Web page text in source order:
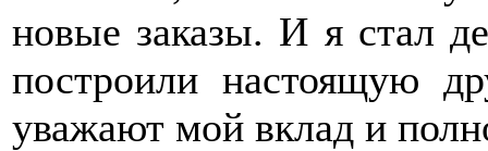
новые заказы. И я стал
построили настоящую
уважают мой вклад и